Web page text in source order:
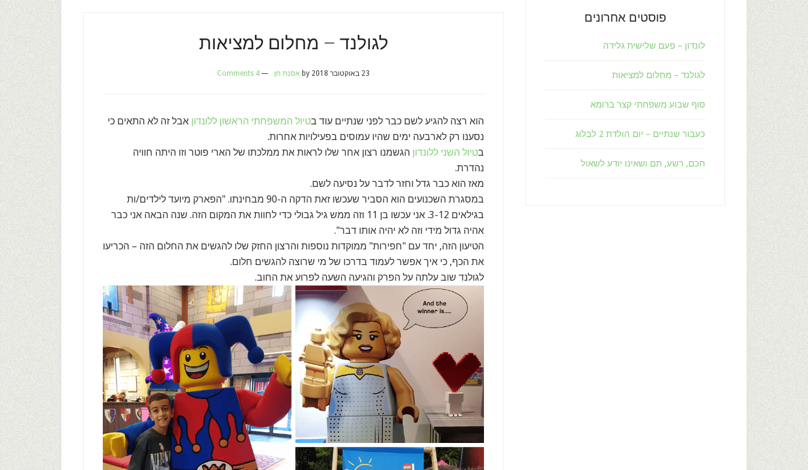
לגולנד – מחלום למציאות
23 באוקטובר 2018 אסנת חן 4 Comments
הוא רצה להגיע לשם כבר לפני שנתיים עוד בטיול המשפחתי הראשון ללונדון אבל זה לא התאים כי
נסענו רק לארבעה ימים שהיו עמוסים בפעילויות אחרות.
בטיול השני ללונדון הגשמנו רצון אחר שלו לראות את ממלכתו של הארי פוטר וזו היתה חוויה
נהדרת.
מאז הוא כבר גדל וחזר לדבר על נסיעה לשם.
במסגרת השכנועים הוא הסביר שעכשו זאת הדקה ה-90 מבחינתו. "הפארק מיועד לילדים/ות
בגילאים 3-12. אני עכשו בן 11 וזה ממש גיל גבולי כדי לחוות את המקום הזה. שנה הבאה אני כבר
אהיה גדול מידי וזה לא יהיה אותו דבר".
הטיעון הזה, יחד עם "חפירות" ממוקדות נוספות והרצון החזק שלו להגשים את החלום הזה – הכריעו
את הכף, כי איך אפשר לעמוד בדרכו של מי שרוצה להגשים חלום.
לגולנד שוב עלתה על הפרק והגיעה השעה לפרוע את החוב.
פוסטים אחרונים
לונדון – פעם שלישית גלידה
לגולנד – מחלום למציאות
סוף שבוע משפחתי קצר ברומא
כעבור שנתיים – יום הולדת 2 לבלוג
חכם, רשע, תם ושאינו יודע לשאול